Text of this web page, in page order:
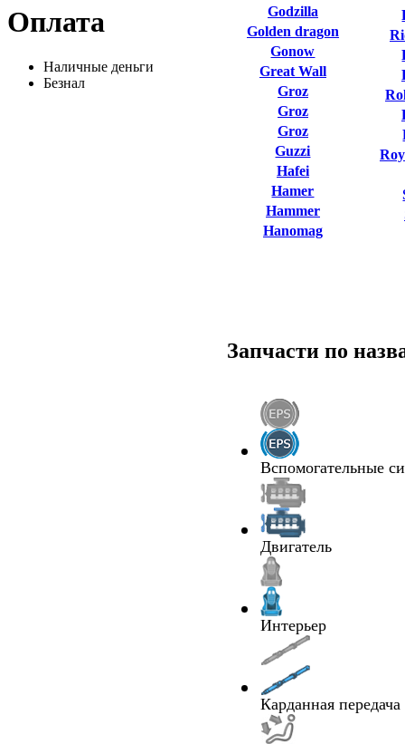
Оплата
Наличные деньги
Безнал
Godzilla
Golden dragon
Gonow
Great Wall
Groz
Groz
Groz
Guzzi
Hafei
Hamer
Hammer
Hanomag
Запчасти по
Вспомогательные
Двигатель
Интерьер
Карданная передача